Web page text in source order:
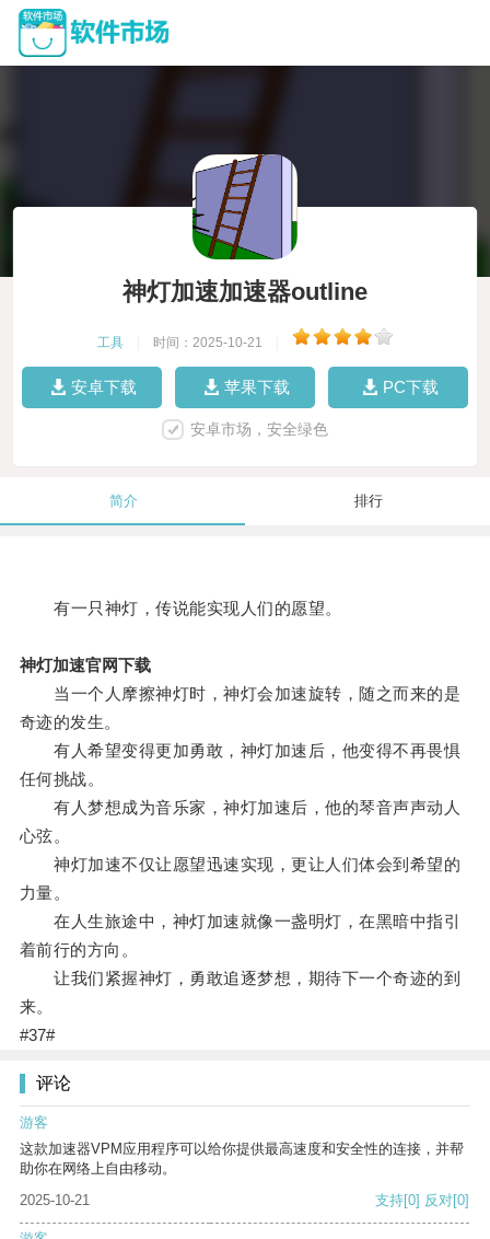
神灯加速加速器outline
工具 时间：2025-10-21
安卓下载 苹果下载 PC下载
安卓市场，安全绿色
简介 排行
有一只神灯，传说能实现人们的愿望。
神灯加速官网下载
当一个人摩擦神灯时，神灯会加速旋转，随之而来的是
奇迹的发生。
有人希望变得更加勇敢，神灯加速后，他变得不再畏惧
任何挑战。
有人梦想成为音乐家，神灯加速后，他的琴音声声动人
心弦。
神灯加速不仅让愿望迅速实现，更让人们体会到希望的
力量。
在人生旅途中，神灯加速就像一盏明灯，在黑暗中指引
着前行的方向。
让我们紧握神灯，勇敢追逐梦想，期待下一个奇迹的到
来。
#37#
评论
游客
这款加速器VPM应用程序可以给你提供最高速度和安全性的连接，并帮
助你在网络上自由移动。
2025-10-21
支持[0] 反对[0]